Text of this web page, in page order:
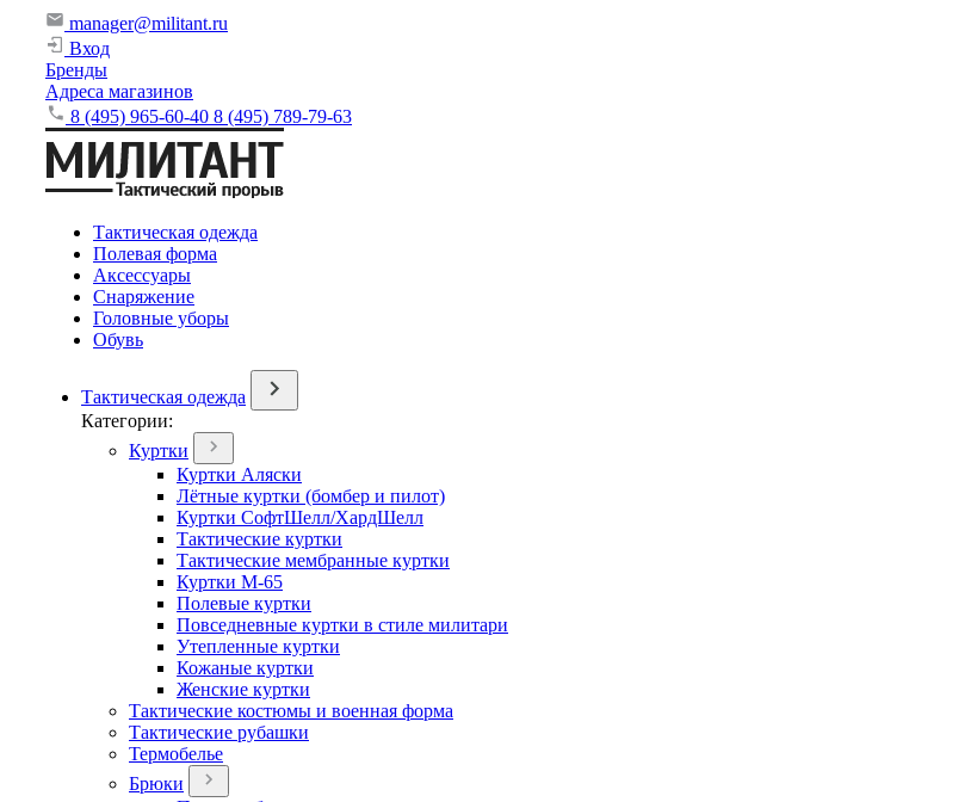
manager@militant.ru
Вход
Бренды
Адреса магазинов
8 (495) 965-60-40 8 (495) 789-79-63
Тактическая одежда
Полевая форма
Аксессуары
Снаряжение
Головные уборы
Обувь
Тактическая одежда
Категории:
Куртки
Куртки Аляски
Лётные куртки (бомбер и пилот)
Куртки СофтШелл/ХардШелл
Тактические куртки
Тактические мембранные куртки
Куртки М-65
Полевые куртки
Повседневные куртки в стиле милитари
Утепленные куртки
Кожаные куртки
Женские куртки
Тактические костюмы и военная форма
Тактические рубашки
Термобелье
Брюки